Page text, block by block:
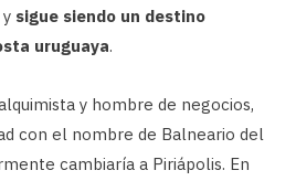
sigue siendo un destino
uruguaya.
y hombre de negocios,
con el nombre de Balneario del
cambiaría a Piriápolis. En